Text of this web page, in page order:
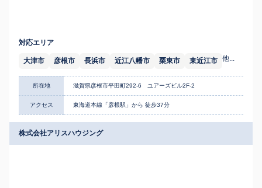
対応エリア
大津市 彦根市 長浜市 近江八幡市 栗東市 東近江市 他...
所在地 滋賀県彦根市平田町292-6 ユアーズビル2F-2
アクセス 東海道本線「彦根駅」から 徒歩37分
株式会社アリスハウジング